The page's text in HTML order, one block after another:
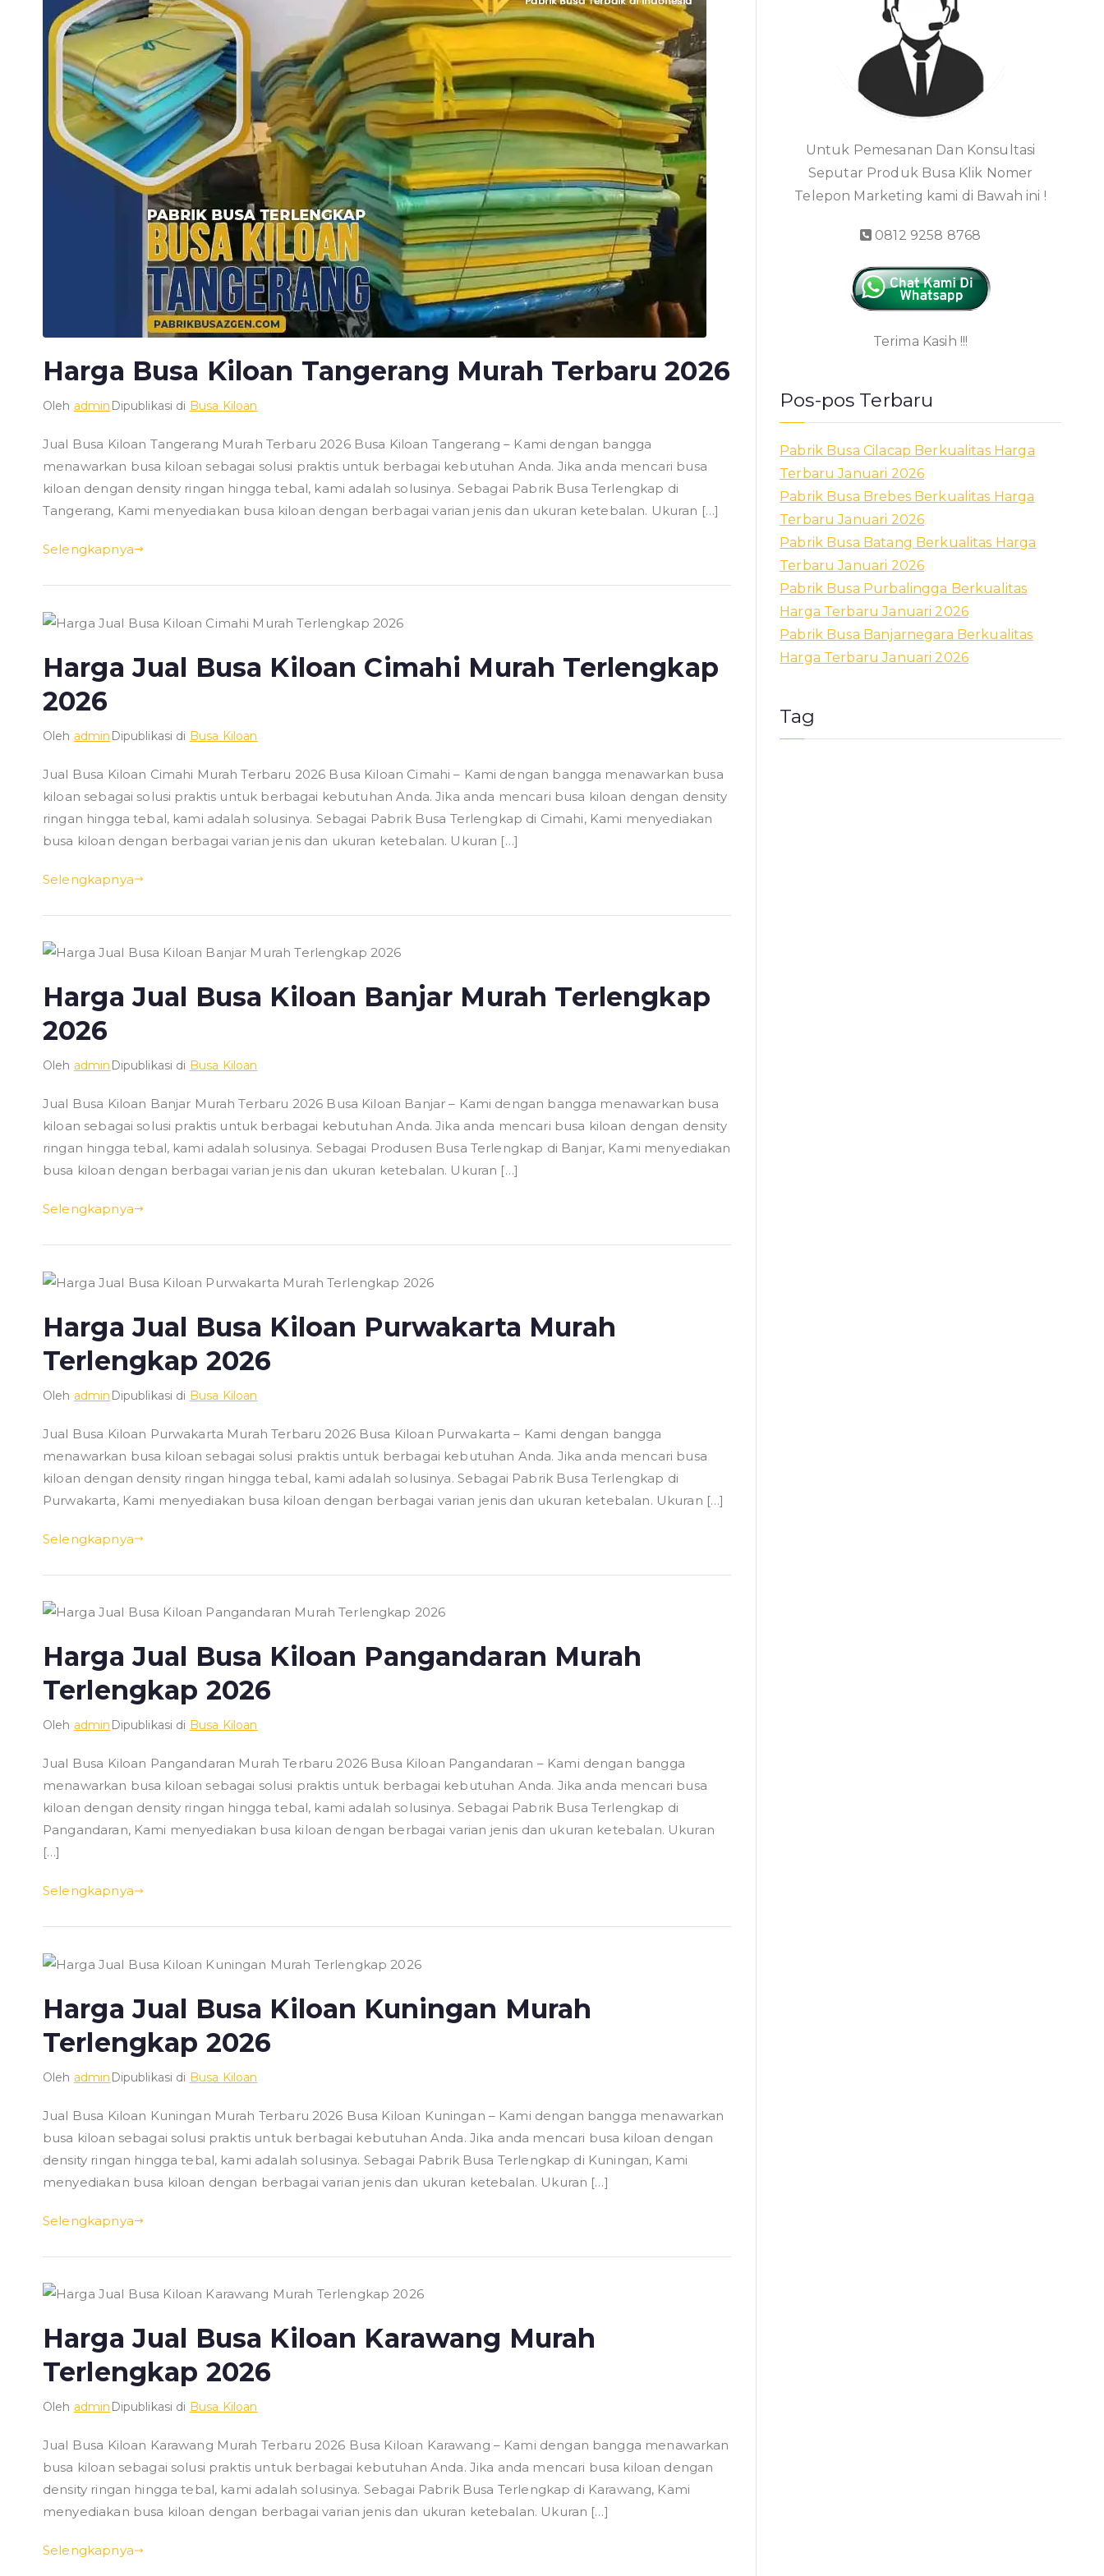
Harga Busa Kiloan Tangerang Murah Terbaru 2026
Oleh admin Dipublikasi di Busa Kiloan
Jual Busa Kiloan Tangerang Murah Terbaru 2026 Busa Kiloan Tangerang – Kami dengan bangga
menawarkan busa kiloan sebagai solusi praktis untuk berbagai kebutuhan Anda. Jika anda mencari busa
kiloan dengan density ringan hingga tebal, kami adalah solusinya. Sebagai Pabrik Busa Terlengkap di
Tangerang, Kami menyediakan busa kiloan dengan berbagai varian jenis dan ukuran ketebalan. Ukuran […]
Selengkapnya
Harga Jual Busa Kiloan Cimahi Murah Terlengkap
2026
Oleh admin Dipublikasi di Busa Kiloan
Jual Busa Kiloan Cimahi Murah Terbaru 2026 Busa Kiloan Cimahi – Kami dengan bangga menawarkan busa
kiloan sebagai solusi praktis untuk berbagai kebutuhan Anda. Jika anda mencari busa kiloan dengan density
ringan hingga tebal, kami adalah solusinya. Sebagai Pabrik Busa Terlengkap di Cimahi, Kami menyediakan
busa kiloan dengan berbagai varian jenis dan ukuran ketebalan. Ukuran […]
Selengkapnya
Harga Jual Busa Kiloan Banjar Murah Terlengkap
2026
Oleh admin Dipublikasi di Busa Kiloan
Jual Busa Kiloan Banjar Murah Terbaru 2026 Busa Kiloan Banjar – Kami dengan bangga menawarkan busa
kiloan sebagai solusi praktis untuk berbagai kebutuhan Anda. Jika anda mencari busa kiloan dengan density
ringan hingga tebal, kami adalah solusinya. Sebagai Produsen Busa Terlengkap di Banjar, Kami menyediakan
busa kiloan dengan berbagai varian jenis dan ukuran ketebalan. Ukuran […]
Selengkapnya
Harga Jual Busa Kiloan Purwakarta Murah
Terlengkap 2026
Oleh admin Dipublikasi di Busa Kiloan
Jual Busa Kiloan Purwakarta Murah Terbaru 2026 Busa Kiloan Purwakarta – Kami dengan bangga
menawarkan busa kiloan sebagai solusi praktis untuk berbagai kebutuhan Anda. Jika anda mencari busa
kiloan dengan density ringan hingga tebal, kami adalah solusinya. Sebagai Pabrik Busa Terlengkap di
Purwakarta, Kami menyediakan busa kiloan dengan berbagai varian jenis dan ukuran ketebalan. Ukuran […]
Selengkapnya
Harga Jual Busa Kiloan Pangandaran Murah
Terlengkap 2026
Oleh admin Dipublikasi di Busa Kiloan
Jual Busa Kiloan Pangandaran Murah Terbaru 2026 Busa Kiloan Pangandaran – Kami dengan bangga
menawarkan busa kiloan sebagai solusi praktis untuk berbagai kebutuhan Anda. Jika anda mencari busa
kiloan dengan density ringan hingga tebal, kami adalah solusinya. Sebagai Pabrik Busa Terlengkap di
Pangandaran, Kami menyediakan busa kiloan dengan berbagai varian jenis dan ukuran ketebalan. Ukuran
[…]
Selengkapnya
Harga Jual Busa Kiloan Kuningan Murah
Terlengkap 2026
Oleh admin Dipublikasi di Busa Kiloan
Jual Busa Kiloan Kuningan Murah Terbaru 2026 Busa Kiloan Kuningan – Kami dengan bangga menawarkan
busa kiloan sebagai solusi praktis untuk berbagai kebutuhan Anda. Jika anda mencari busa kiloan dengan
density ringan hingga tebal, kami adalah solusinya. Sebagai Pabrik Busa Terlengkap di Kuningan, Kami
menyediakan busa kiloan dengan berbagai varian jenis dan ukuran ketebalan. Ukuran […]
Selengkapnya
Harga Jual Busa Kiloan Karawang Murah
Terlengkap 2026
Oleh admin Dipublikasi di Busa Kiloan
Jual Busa Kiloan Karawang Murah Terbaru 2026 Busa Kiloan Karawang – Kami dengan bangga menawarkan
busa kiloan sebagai solusi praktis untuk berbagai kebutuhan Anda. Jika anda mencari busa kiloan dengan
density ringan hingga tebal, kami adalah solusinya. Sebagai Pabrik Busa Terlengkap di Karawang, Kami
menyediakan busa kiloan dengan berbagai varian jenis dan ukuran ketebalan. Ukuran […]
Selengkapnya
Untuk Pemesanan Dan Konsultasi
Seputar Produk Busa Klik Nomer
Telepon Marketing kami di Bawah ini !
0812 9258 8768
Terima Kasih !!!
Pos-pos Terbaru
Pabrik Busa Cilacap Berkualitas Harga
Terbaru Januari 2026
Pabrik Busa Brebes Berkualitas Harga
Terbaru Januari 2026
Pabrik Busa Batang Berkualitas Harga
Terbaru Januari 2026
Pabrik Busa Purbalingga Berkualitas
Harga Terbaru Januari 2026
Pabrik Busa Banjarnegara Berkualitas
Harga Terbaru Januari 2026
Tag